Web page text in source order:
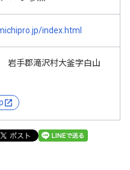
index.html
手郡滝沢村大釜字白山